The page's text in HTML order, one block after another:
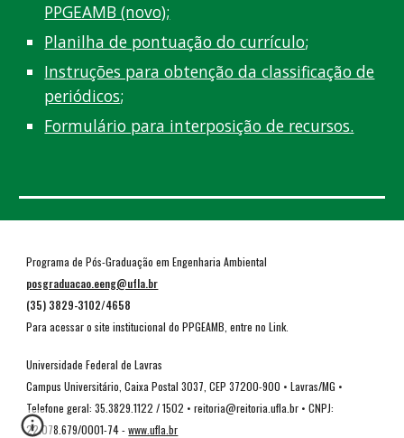
PPGEAMB (novo);
Planilha de pontuação do currículo;
Instruções para obtenção da classificação de
periódicos;
Formulário para interposição de recursos.
Programa de Pós-Graduação em Engenharia Ambiental
posgraduacao.eeng@ufla.br
(35) 3829-3102/4658
Para acessar o site institucional do PPGEAMB, entre no Link
Universidade Federal de Lavras
Campus Universitário, Caixa Postal 3037, CEP 37200-900 • Lavras/MG •
Telefone geral: 35.3829.1122 / 1502 • reitoria@reitoria.ufla.br • CNPJ:
22.078.679/0001-74 -www.ufla.br